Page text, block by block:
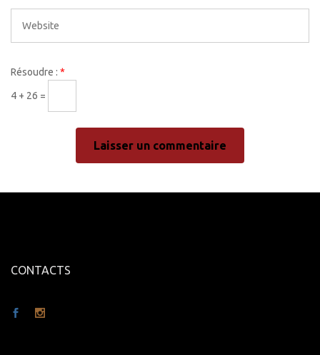
Résoudre : *
4 + 26 =
CONTACTS